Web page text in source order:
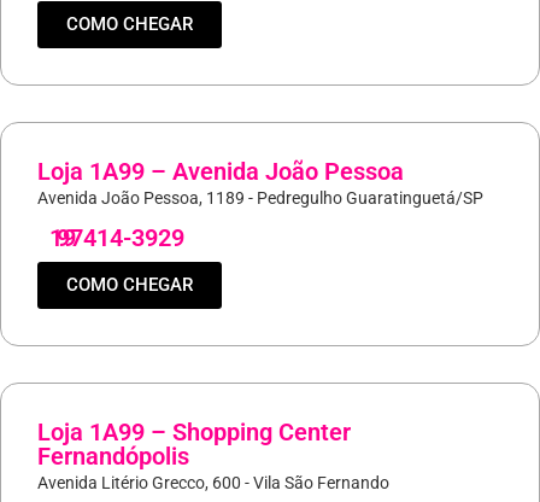
COMO CHEGAR
Loja 1A99 – Avenida João Pessoa
Avenida João Pessoa, 1189 - Pedregulho Guaratinguetá/SP
19
97414-3929
COMO CHEGAR
Loja 1A99 – Shopping Center
Fernandópolis
Avenida Litério Grecco, 600 - Vila São Fernando